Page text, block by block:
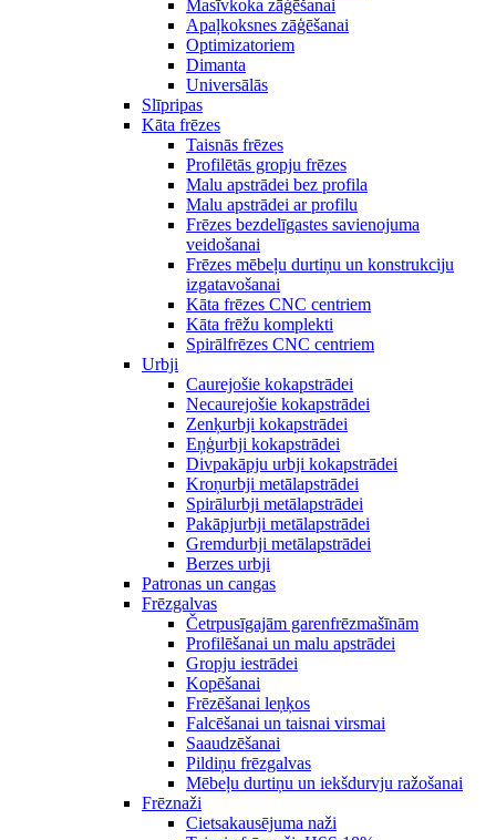
Masīvkoka zāģēšanai
Apaļkoksnes zāģēšanai
Optimizatoriem
Dimanta
Universālās
Slīpripas
Kāta frēzes
Taisnās frēzes
Profilētās gropju frēzes
Malu apstrādei bez profila
Malu apstrādei ar profilu
Frēzes bezdelīgastes savienojuma
veidošanai
Frēzes mēbeļu durtiņu un konstrukciju
izgatavošanai
Kāta frēzes CNC centriem
Kāta frēžu komplekti
Spirālfrēzes CNC centriem
Urbji
Caurejošie kokapstrādei
Necaurejošie kokapstrādei
Zenķurbji kokapstrādei
Eņģurbji kokapstrādei
Divpakāpju urbji kokapstrādei
Kroņurbji metālapstrādei
Spirālurbji metālapstrādei
Pakāpjurbji metālapstrādei
Gremdurbji metālapstrādei
Berzes urbji
Patronas un cangas
Frēzgalvas
Četrpusīgajām garenfrēzmašīnām
Profilēšanai un malu apstrādei
Gropju iestrādei
Kopēšanai
Frēzēšanai leņķos
Falcēšanai un taisnai virsmai
Saaudzēšanai
Pildiņu frēzgalvas
Mēbeļu durtiņu un iekšdurvju ražošanai
Frēznaži
Cietsakausējuma naži